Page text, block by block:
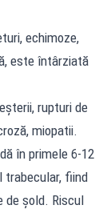
echimoze,
este întârziată
rupturi de
miopatii.
în primele 6-12
trabecular, fiind
de șold. Riscul